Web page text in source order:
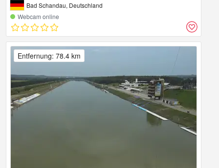
Bad Schandau, Deutschland
Webcam online
Entfernung: 78.4 km